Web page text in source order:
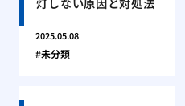
2025.05.08
未分類